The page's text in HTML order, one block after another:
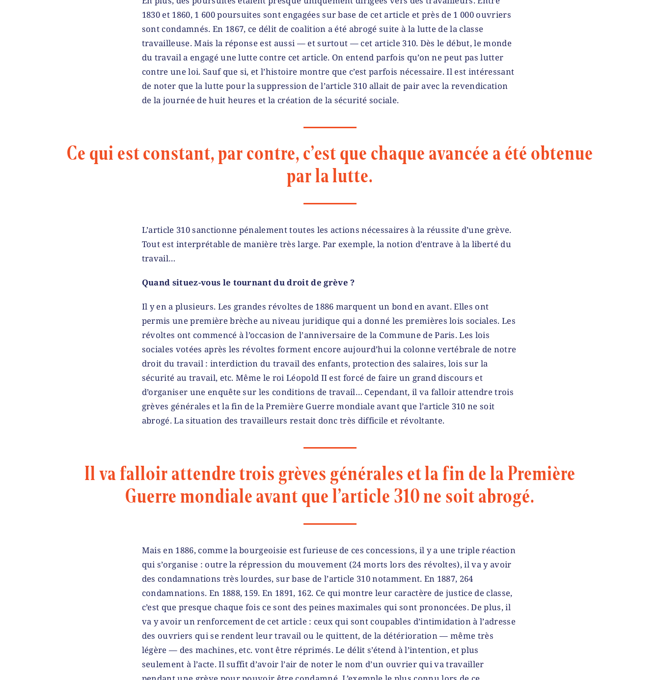
1830 et 1860, 1 600 poursuites sont engagées sur base de cet article et près de 1 000 ouvriers
sont condamnés. En 1867, ce délit de coalition a été abrogé suite à la lutte de la classe
travailleuse. Mais la réponse est aussi — et surtout — cet article 310. Dès le début, le monde
du travail a engagé une lutte contre cet article. On entend parfois qu’on ne peut pas lutter
contre une loi. Sauf que si, et l’histoire montre que c’est parfois nécessaire. Il est intéressant
de noter que la lutte pour la suppression de l’article 310 allait de pair avec la revendication
de la journée de huit heures et la création de la sécurité sociale.
Ce qui est constant, par contre, c’est que chaque avancée a été obtenue
par la lutte.
L’article 310 sanctionne pénalement toutes les actions nécessaires à la réussite d’une grève.
Tout est interprétable de manière très large. Par exemple, la notion d’entrave à la liberté du
travail…
Quand situez-vous le tournant du droit de grève ?
Il y en a plusieurs. Les grandes révoltes de 1886 marquent un bond en avant. Elles ont
permis une première brèche au niveau juridique qui a donné les premières lois sociales. Les
révoltes ont commencé à l’occasion de l’anniversaire de la Commune de Paris. Les lois
sociales votées après les révoltes forment encore aujourd’hui la colonne vertébrale de notre
droit du travail : interdiction du travail des enfants, protection des salaires, lois sur la
sécurité au travail, etc. Même le roi Léopold II est forcé de faire un grand discours et
d’organiser une enquête sur les conditions de travail… Cependant, il va falloir attendre trois
grèves générales et la fin de la Première Guerre mondiale avant que l’article 310 ne soit
abrogé. La situation des travailleurs restait donc très difficile et révoltante.
Il va falloir attendre trois grèves générales et la fin de la Première
Guerre mondiale avant que l’article 310 ne soit abrogé.
Mais en 1886, comme la bourgeoisie est furieuse de ces concessions, il y a une triple réaction
qui s’organise : outre la répression du mouvement (24 morts lors des révoltes), il va y avoir
des condamnations très lourdes, sur base de l’article 310 notamment. En 1887, 264
condamnations. En 1888, 159. En 1891, 162. Ce qui montre leur caractère de justice de classe,
c’est que presque chaque fois ce sont des peines maximales qui sont prononcées. De plus, il
va y avoir un renforcement de cet article : ceux qui sont coupables d’intimidation à l’adresse
des ouvriers qui se rendent leur travail ou le quittent, de la détérioration — même très
légère — des machines, etc. vont être réprimés. Le délit s’étend à l’intention, et plus
seulement à l’acte. Il suffit d’avoir l’air de noter le nom d’un ouvrier qui va travailler